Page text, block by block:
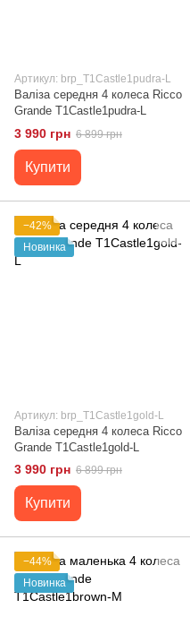
Артикул: brp_T1Castle1pudra-L
Валіза середня 4 колеса Ricco
Grande T1Castle1pudra-L
3 990 грн 6 899 грн
Купити
−42%
Новинка
Артикул: brp_T1Castle1gold-L
Валіза середня 4 колеса Ricco
Grande T1Castle1gold-L
3 990 грн 6 899 грн
Купити
−44%
Новинка